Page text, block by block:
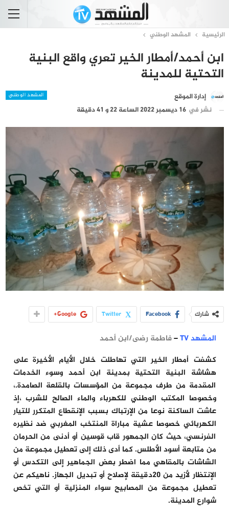
الرئيسية المشهد الوطني
ابن أحمد/أمطار الخير تعري واقع البنية
التحتية للمدينة
المشهد الوطني
إدارة الموقع
نشر في 16 ديسمبر 2022 الساعة 22 و 41 دقيقة
شارك Facebook
Twitter
Google+
المشهد TV –فاطمة رضى/ابن أحمد
كشفت أمطار الخير التي تهاطلت خلال الأيام الأخيرة على
هشاشة البنية التحتية بمدينة ابن أحمد وسوء الخدمات
المقدمة من طرف مجموعة من المؤسسات بالقلعة الصامدة.،
وخصوصا المكتب الوطني للكهرباء والماء الصالح للشرب ،إذ
عاشت الساكنة نوعا من الإرتباك بسبب الإنقطاع المتكرر للتيار
الكهربائي خصوصا عشية مباراة المنتخب المغربي ضد نظيره
الفرنسي، حيث كان الجمهور قاب قوسين أو أدنى من الحرمان
من متابعة أسود الأطلس. كما أدى ذلك إلى تعطيل مجموعة من
الشاشات بالمقاهي مما اضطر بعض الجماهير إلى التكدس أو
الإنتظار لأزيد من 20دقيقة لإصلاح أو تبديل الجهاز. ناهيكم عن
تعطيل مجموعة من المصابيح سواء المنزلية أو التي تخص
شوارع المدينة.